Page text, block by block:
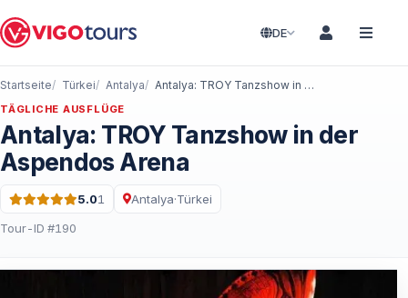
DE
Startseite Türkei Antalya Antalya: TROY Tanzshow in der Aspendos Arena
TÄGLICHE AUSFLÜGE
Antalya: TROY Tanzshow in der
Aspendos Arena
Bewertung: 5.0 von 5 · 1 Bewertungen
5.01 Antalya·Türkei
Tour-ID #190